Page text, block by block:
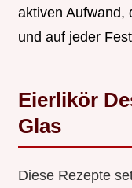
aktiven Aufwand,
und auf jeder
Eierlikör
Glas
Diese Rezepte